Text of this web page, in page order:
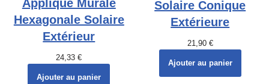
Applique Murale
Hexagonale Solaire
Extérieur
24,33€
Ajouter au panier
Solaire Conique
Extérieure
21,90 €
Ajouter au panier